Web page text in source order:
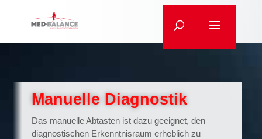
Manuelle Diagnostik
Das manuelle Abtasten ist dazu geeignet, den
diagnostischen Erkenntnisraum erheblich zu